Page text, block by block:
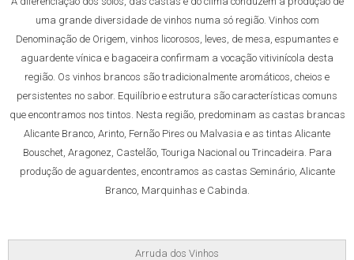
uma grande diversidade de vinhos numa só região. Vinhos com
Denominação de Origem, vinhos licorosos, leves, de mesa, espumantes e
aguardente vínica e bagaceira confirmam a vocação vitivinícola desta
região. Os vinhos brancos são tradicionalmente aromáticos, cheios e
persistentes no sabor. Equilíbrio e estrutura são características comuns
que encontramos nos tintos. Nesta região, predominam as castas brancas
Alicante Branco, Arinto, Fernão Pires ou Malvasia e as tintas Alicante
Bouschet, Aragonez, Castelão, Touriga Nacional ou Trincadeira. Para
produção de aguardentes, encontramos as castas Seminário, Alicante
Branco, Marquinhas e Cabinda.
Arruda dos Vinhos